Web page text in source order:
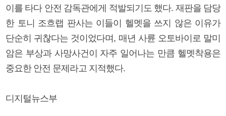
이를 타다 안전 감독관에게 적발되기도 했다. 재판을 담당
한 토니 조흐랩 판사는 이들이 헬멧을 쓰지 않은 이유가
단순히 귀찮다는 것이었다며, 매년 사륜 오토바이로 말미
암은 부상과 사망사건이 자주 일어나는 만큼 헬멧착용은
중요한 안전 문제라고 지적했다.
디지털뉴스부